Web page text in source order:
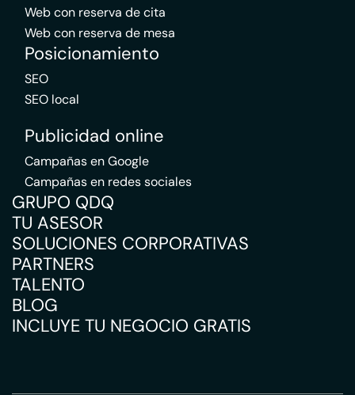
Web con reserva de cita
Web con reserva de mesa
Posicionamiento
SEO
SEO local
Publicidad online
Campañas en Google
Campañas en redes sociales
GRUPO QDQ
TU ASESOR
SOLUCIONES CORPORATIVAS
PARTNERS
TALENTO
BLOG
INCLUYE TU NEGOCIO GRATIS